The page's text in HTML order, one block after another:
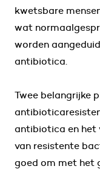
kwetsbare
wat
worden
antibiotica.
Twee belangrijke
antibiotica en het
van resistente
goed om met het